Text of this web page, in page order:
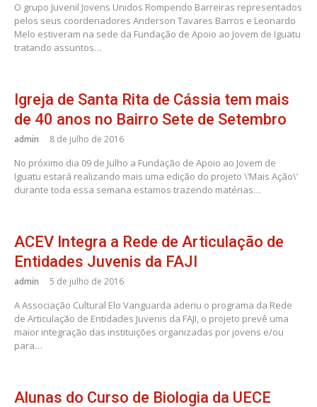
O grupo Juvenil Jovens Unidos Rompendo Barreiras representados
pelos seus coordenadores Anderson Tavares Barros e Leonardo
Melo estiveram na sede da Fundação de Apoio ao Jovem de Iguatu
tratando assuntos…
Igreja de Santa Rita de Cássia tem mais
de 40 anos no Bairro Sete de Setembro
admin 8 de julho de 2016
No próximo dia 09 de Julho a Fundação de Apoio ao Jovem de
Iguatu estará realizando mais uma edição do projeto \’Mais Ação\’
durante toda essa semana estamos trazendo matérias…
ACEV Integra a Rede de Articulação de
Entidades Juvenis da FAJI
admin 5 de julho de 2016
A Associação Cultural Elo Vanguarda aderiu o programa da Rede
de Articulação de Entidades Juvenis da FAJI, o projeto prevê uma
maior integração das instituições organizadas por jovens e/ou
para…
Alunas do Curso de Biologia da UECE